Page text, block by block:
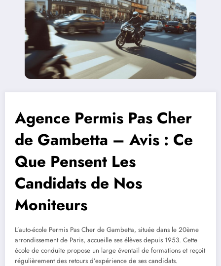
Agence Permis Pas Cher
de Gambetta – Avis : Ce
Que Pensent Les
Candidats de Nos
Moniteurs
L’auto-école Permis Pas Cher de Gambetta, située dans le 20ème
arrondissement de Paris, accueille ses élèves depuis 1953. Cette
école de conduite propose un large éventail de formations et reçoit
régulièrement des retours d’expérience de ses candidats.